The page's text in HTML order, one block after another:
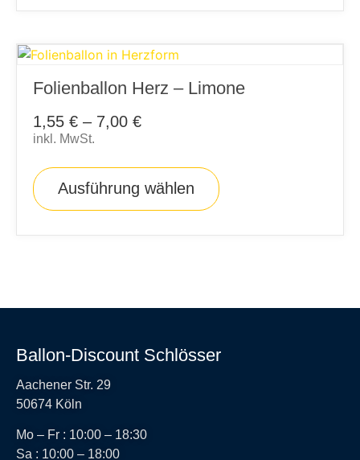
Folienballon Herz – Limone
1,55 € – 7,00 €
inkl. MwSt.
Ausführung wählen
Ballon-Discount Schlösser
Aachener Str. 29
50674 Köln
Mo – Fr : 10:00 – 18:30
Sa : 10:00 – 18:00